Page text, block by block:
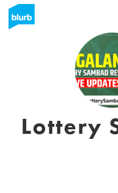
Lottery